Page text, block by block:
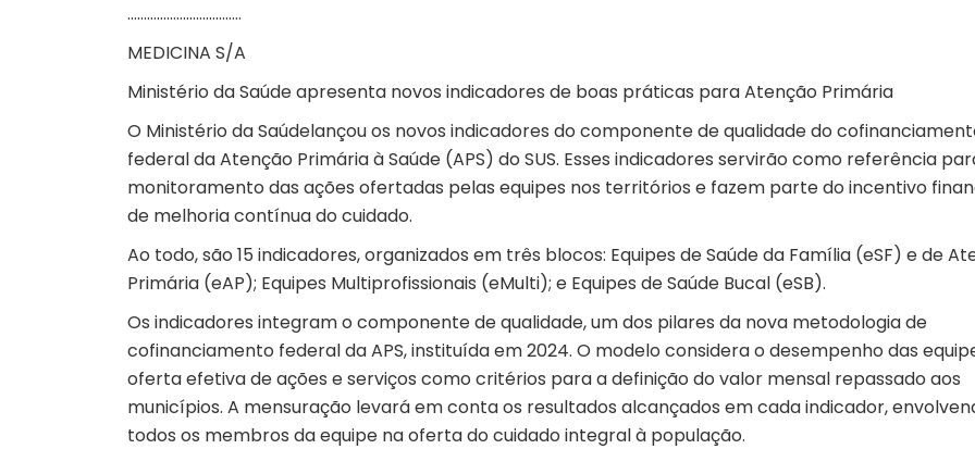
……………………………..
MEDICINA S/A
Ministério da Saúde apresenta novos indicadores de boas práticas para Atenção Primária
O Ministério da Saúdelançouos novos indicadores do componente de qualidade do
federal da Atenção Primária à Saúde (APS) do SUS. Esses indicadores servirão como referência
monitoramento das ações ofertadas pelas equipes nos territórios e fazem parte do incentivo
de melhoria contínua do cuidado.
Ao todo, são 15 indicadores, organizados em três blocos: Equipes de Saúde da Família (eSF) e de
Primária (eAP); Equipes Multiprofissionais (eMulti); e Equipes de Saúde Bucal (eSB).
Os indicadores integram o componente de qualidade, um dos pilares da nova metodologia de
cofinanciamento federal da APS, instituída em 2024. O modelo considera o desempenho das
oferta efetiva de ações e serviços como critérios para a definição do valor mensal repassado aos
municípios. A mensuração levará em conta os resultados alcançados em cada indicador,
todos os membros da equipe na oferta do cuidado integral à população.